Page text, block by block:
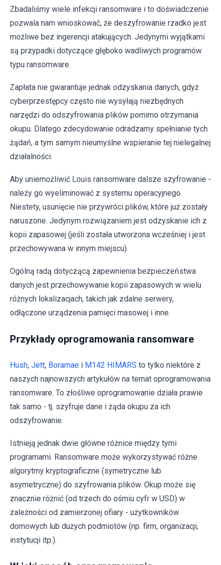
Zbadaliśmy wiele infekcji ransomware i to doświadczenie
pozwala nam wnioskować, że deszyfrowanie rzadko jest
możliwe bez ingerencji atakujących. Jedynymi wyjątkami
są przypadki dotyczące głęboko wadliwych programów
typu ransomware.
Zapłata nie gwarantuje jednak odzyskania danych, gdyż
cyberprzestępcy często nie wysyłają niezbędnych
narzędzi do odszyfrowania plików pomimo otrzymania
okupu. Dlatego zdecydowanie odradzamy spełnianie tych
żądań, a tym samym nieumyślne wspieranie tej nielegalnej
działalności.
Aby uniemożliwić Louis ransomware dalsze szyfrowanie -
należy go wyeliminować z systemu operacyjnego.
Niestety, usunięcie nie przywróci plików, które już zostały
naruszone. Jedynym rozwiązaniem jest odzyskanie ich z
kopii zapasowej (jeśli została utworzona wcześniej i jest
przechowywana w innym miejscu).
Ogólną radą dotyczącą zapewnienia bezpieczeństwa
danych jest przechowywanie kopii zapasowych w wielu
różnych lokalizacjach, takich jak zdalne serwery,
odłączone urządzenia pamięci masowej i inne.
Przykłady oprogramowania ransomware
Hush, Jett, Boramae i M142 HIMARS to tylko niektóre z
naszych najnowszych artykułów na temat oprogramowania
ransomware. To złośliwe oprogramowanie działa prawie
tak samo - tj. szyfruje dane i żąda okupu za ich
odszyfrowanie.
Istnieją jednak dwie główne różnice między tymi
programami. Ransomware może wykorzystywać różne
algorytmy kryptograficzne (symetryczne lub
asymetryczne) do szyfrowania plików. Okup może się
znacznie różnić (od trzech do ośmiu cyfr w USD) w
zależności od zamierzonej ofiary - użytkowników
domowych lub dużych podmiotów (np. firm, organizacji,
instytucji itp.).